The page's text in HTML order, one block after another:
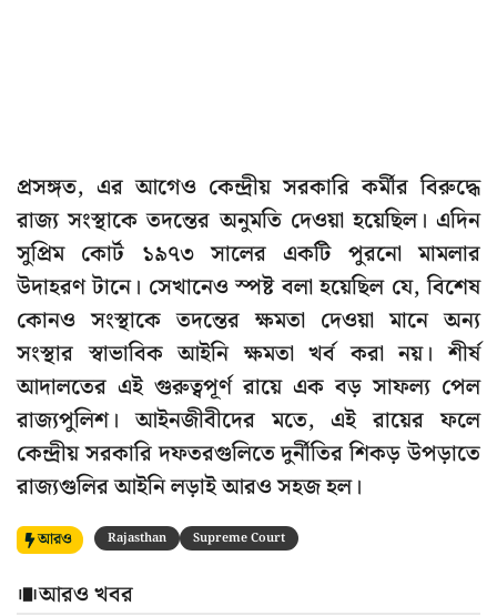
প্রসঙ্গত, এর আগেও কেন্দ্রীয় সরকারি কর্মীর বিরুদ্ধে
রাজ্য সংস্থাকে তদন্তের অনুমতি দেওয়া হয়েছিল। এদিন
সুপ্রিম কোর্ট ১৯৭৩ সালের একটি পুরনো মামলার
উদাহরণ টানে। সেখানেও স্পষ্ট বলা হয়েছিল যে, বিশেষ
কোনও সংস্থাকে তদন্তের ক্ষমতা দেওয়া মানে অন্য
সংস্থার স্বাভাবিক আইনি ক্ষমতা খর্ব করা নয়। শীর্ষ
আদালতের এই গুরুত্বপূর্ণ রায়ে এক বড় সাফল্য পেল
রাজ্যপুলিশ। আইনজীবীদের মতে, এই রায়ের ফলে
কেন্দ্রীয় সরকারি দফতরগুলিতে দুর্নীতির শিকড় উপড়াতে
রাজ্যগুলির আইনি লড়াই আরও সহজ হল।
আরও Rajasthan Supreme Court
আরও খবর